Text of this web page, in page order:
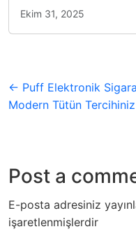
Ekim 31, 2025
← Puff Elektronik
Modern Tütün Tercihiniz
Post a
E-posta adresiniz
işaretlenmişlerdir